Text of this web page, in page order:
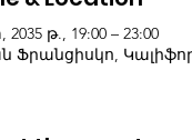
թ., 19:00 – 23:00
Ֆրանցիսկո,